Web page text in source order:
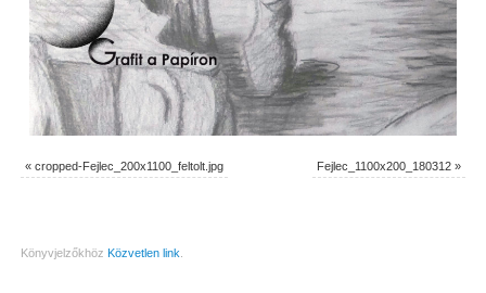
« cropped-Fejlec_200x1100_feltolt.jpg Fejlec_1100x200_180312 »
Könyvjelzőkhöz Közvetlen link